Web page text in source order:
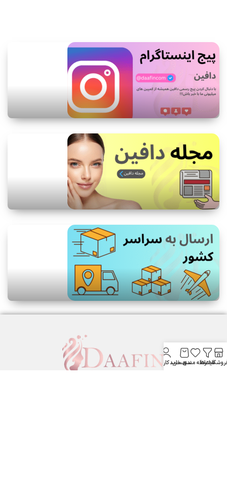
فیلترها
علاقه مندیسبد خرید
حساب کاربری من